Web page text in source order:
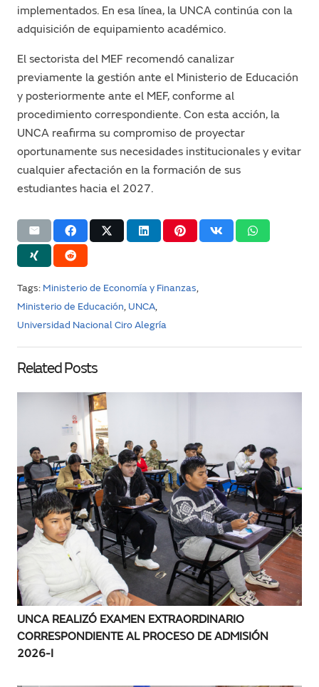
implementados. En esa línea, la UNCA continúa con la
adquisición de equipamiento académico.
El sectorista del MEF recomendó canalizar
previamente la gestión ante el Ministerio de Educación
y posteriormente ante el MEF, conforme al
procedimiento correspondiente. Con esta acción, la
UNCA reafirma su compromiso de proyectar
oportunamente sus necesidades institucionales y evitar
cualquier afectación en la formación de sus
estudiantes hacia el 2027.
Tags: Ministerio de Economía y Finanzas,
Ministerio de Educación, UNCA,
Universidad Nacional Ciro Alegría
Related Posts
UNCA REALIZÓ EXAMEN EXTRAORDINARIO
CORRESPONDIENTE AL PROCESO DE ADMISIÓN
2026-I